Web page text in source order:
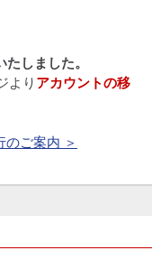
しました。
より アカウントの移
ご案内 ＞